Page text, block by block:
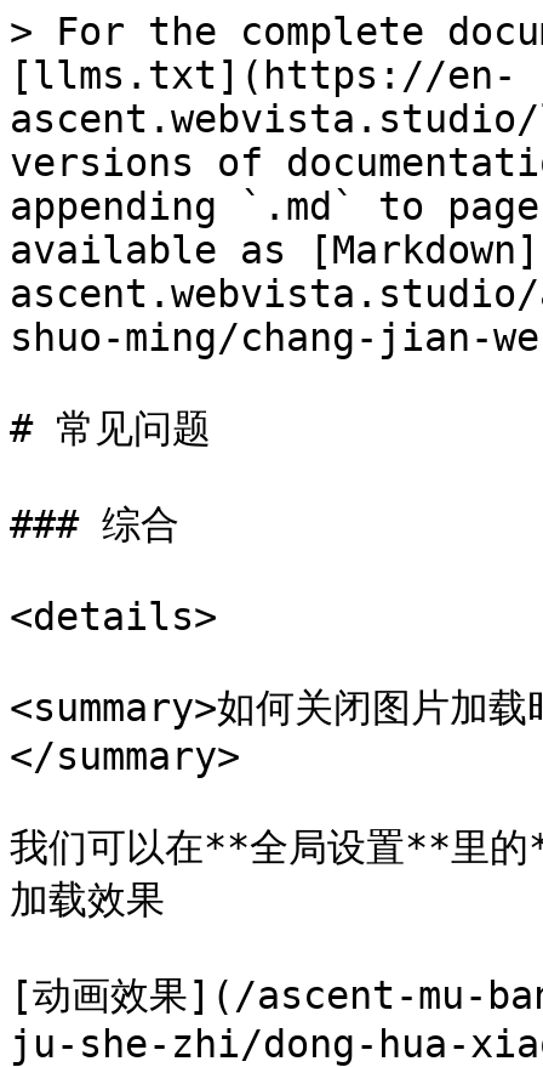
> For the complete
[llms.txt](https://en-
versions of
appending `.md` to
available as
ascent.webvista.studio/
shuo-ming/chang-jian-
# 常见问题
### 综合
<details>
<summary>如何关闭图片加
</summary>
我们可以在**全局设置**里
加载效果
[动画效果](/ascent-mu-
ju-she-zhi/dong-hua-